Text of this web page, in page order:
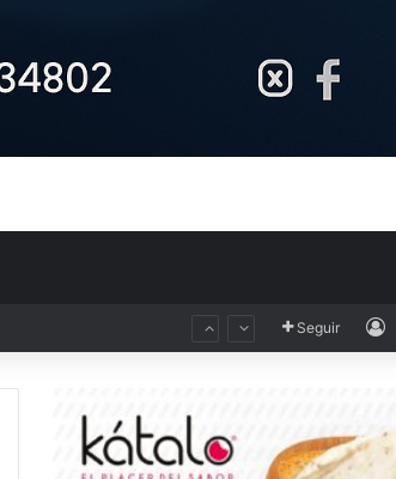
Seguir